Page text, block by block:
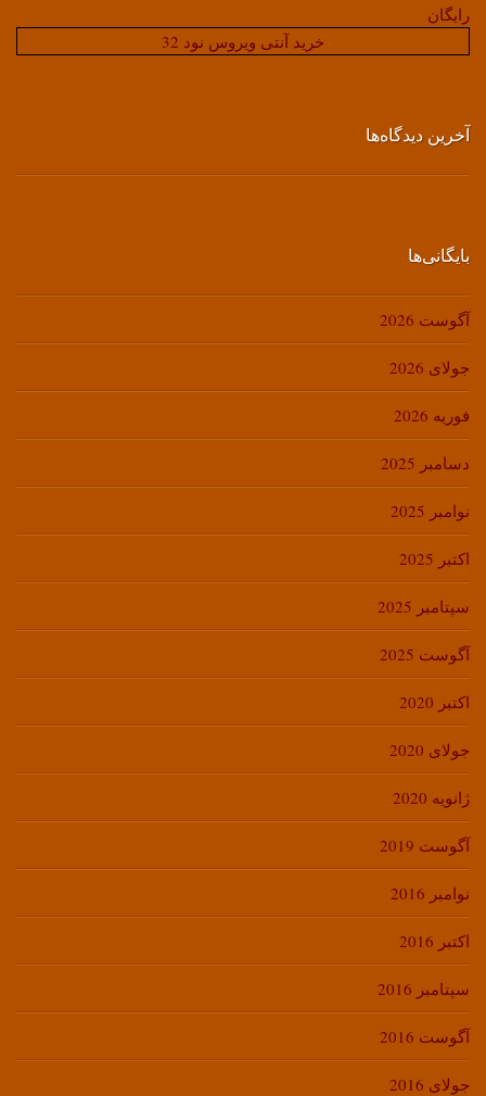
رایگان
خرید آنتی ویروس نود 32
آخرین دیدگاه‌ها
بایگانی‌ها
آگوست 2026
جولای 2026
فوریه 2026
دسامبر 2025
نوامبر 2025
اکتبر 2025
سپتامبر 2025
آگوست 2025
اکتبر 2020
جولای 2020
ژانویه 2020
آگوست 2019
نوامبر 2016
اکتبر 2016
سپتامبر 2016
آگوست 2016
جولای 2016